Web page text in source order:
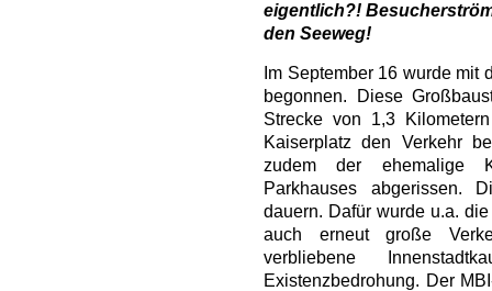
eigentlich?!
den Seeweg!
Im September 16 wurde mit
begonnen. Diese
Strecke von 1,3
Kaiserplatz den Verkehr
zudem der ehemalige
Parkhauses abgerissen.
dauern. Dafür wurde u.a.
auch erneut große
verbliebene
Existenzbedrohung. Der